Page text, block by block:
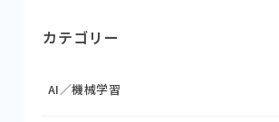
カテゴリー
AI／機械学習